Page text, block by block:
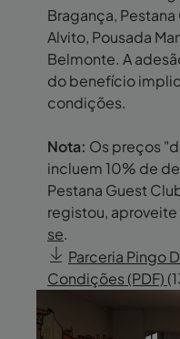
Bragança,
Alvito, Pousada
Belmonte. A
do benefício
condições.
Nota: Os preços
incluem 10% de
Pestana Guest
registou,
se.
Parceria Pingo
Condições (PDF)